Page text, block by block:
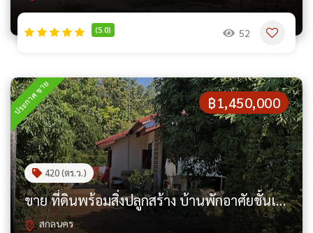
(5.0) 52
฿1,450,000
ประกาศ ขาย
420 (ตร.ว.)
ขาย ที่ดินพร้อมสิ่งปลูกสร้าง บ้านพักอาศัยชั้นเดียว ต.หนองปลิง อ.นิคมน้ำอูน จ.สกลนคร PAP6-0316
สกลนคร